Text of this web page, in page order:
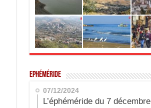
Ephéméride
07/12/2024
L’éphéméride du 7 décembre